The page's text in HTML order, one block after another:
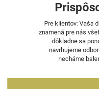
Pre klientov: Vaša
znamená pre nás
dôkladne sa
navrhujeme
necháme